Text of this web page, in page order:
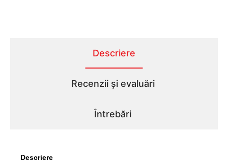
Descriere
Recenzii și evaluări
Întrebări
Descriere